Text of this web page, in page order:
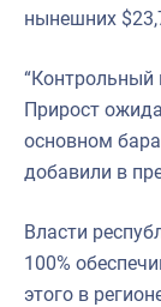
нынешних
“Контрольный
Прирост
основном
добавили в
Власти
100%
этого в